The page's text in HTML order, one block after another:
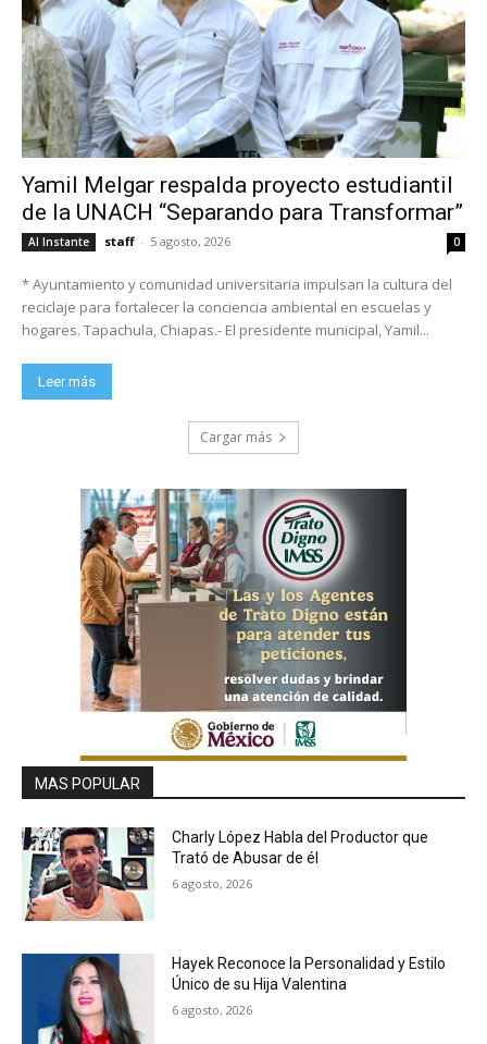
Yamil Melgar respalda proyecto estudiantil
de la UNACH “Separando para Transformar”
Al Instante staff - 5 agosto, 2026 0
* Ayuntamiento y comunidad universitaria impulsan la cultura del
reciclaje para fortalecer la conciencia ambiental en escuelas y
hogares. Tapachula, Chiapas.- El presidente municipal, Yamil...
Leer más
Cargar más
MAS POPULAR
Charly López Habla del Productor que
Trató de Abusar de él
6 agosto, 2026
Hayek Reconoce la Personalidad y Estilo
Único de su Hija Valentina
6 agosto, 2026